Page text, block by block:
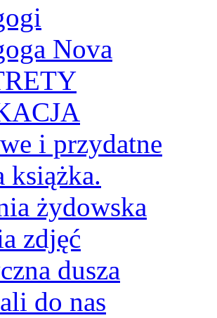
Nova
i przydatne
książka.
żydowska
zdjęć
dusza
do nas